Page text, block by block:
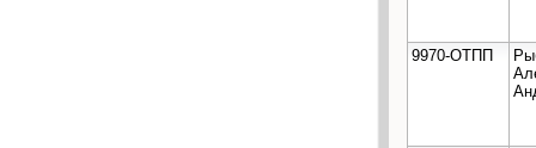
9970-ОТПП